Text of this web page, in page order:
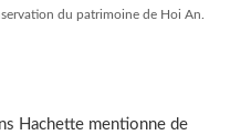
du patrimoine de Hoi An.
Hachette mentionne de